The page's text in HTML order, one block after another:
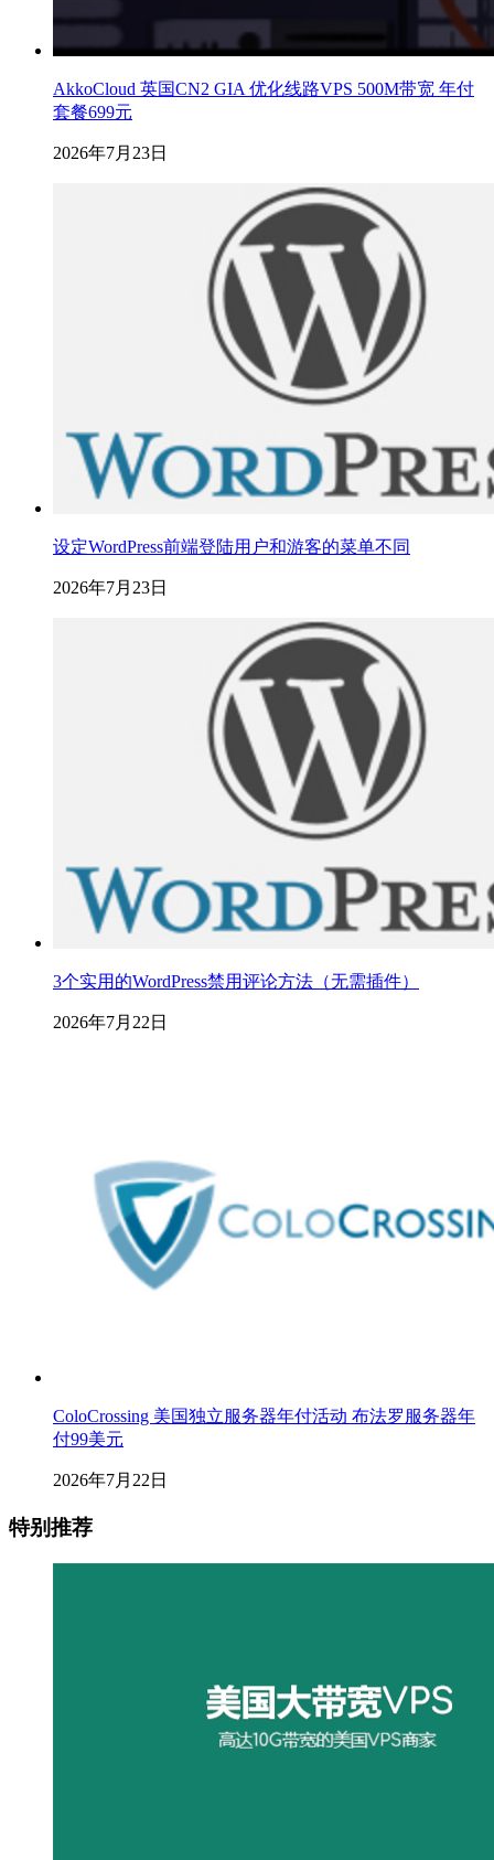
AkkoCloud 英国CN2 GIA 优化线路VPS 500M带宽 年付
套餐699元
2026年7月23日
设定WordPress前端登陆用户和游客的菜单不同
2026年7月23日
3个实用的WordPress禁用评论方法（无需插件）
2026年7月22日
ColoCrossing 美国独立服务器年付活动 布法罗服务器年
付99美元
2026年7月22日
特别推荐